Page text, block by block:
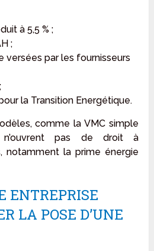
à 5,5 % ;
;
versées par les fournisseurs
la Transition Energétique.
comme la VMC simple
n’ouvrent pas de droit à
notamment la prime énergie
ENTREPRISE
LA POSE D’UNE